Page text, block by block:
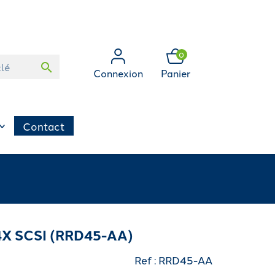
search Connexion Panier
0
Contact
SCSI (RRD45-AA)
Ref : RRD45-AA